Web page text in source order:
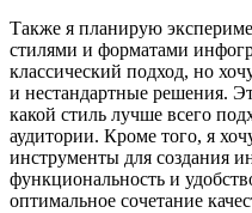
Также я планирую
стилями и форматами
классический подход, но
и нестандартные решения.
какой стиль лучше всего
аудитории. Кроме того, я
инструменты для создания
функциональность и
оптимальное сочетание